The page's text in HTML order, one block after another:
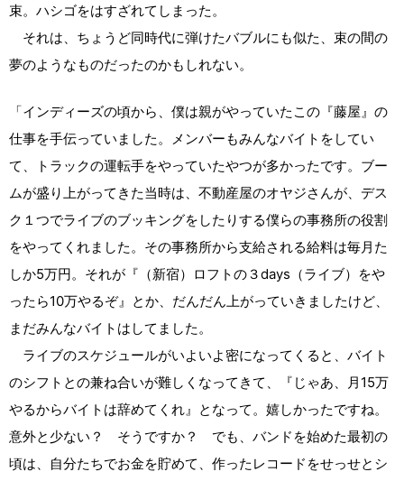
束。ハシゴをはすざれてしまった。
それは、ちょうど同時代に弾けたバブルにも似た、束の間の
夢のようなものだったのかもしれない。
「インディーズの頃から、僕は親がやっていたこの『藤屋』の
仕事を手伝っていました。メンバーもみんなバイトをしてい
て、トラックの運転手をやっていたやつが多かったです。ブー
ムが盛り上がってきた当時は、不動産屋のオヤジさんが、デス
ク１つでライブのブッキングをしたりする僕らの事務所の役割
をやってくれました。その事務所から支給される給料は毎月た
しか5万円。それが『（新宿）ロフトの３days（ライブ）をや
ったら10万やるぞ』とか、だんだん上がっていきましたけど、
まだみんなバイトはしてました。
ライブのスケジュールがいよいよ密になってくると、バイト
のシフトとの兼ね合いが難しくなってきて、『じゃあ、月15万
やるからバイトは辞めてくれ』となって。嬉しかったですね。
意外と少ない？ そうですか？ でも、バンドを始めた最初の
頃は、自分たちでお金を貯めて、作ったレコードをせっせとシ